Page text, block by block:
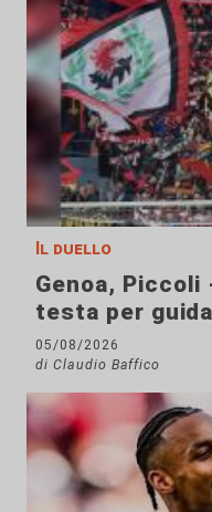
Il duello
Genoa,
testa per
05/08/2026
di Claudio Baffico